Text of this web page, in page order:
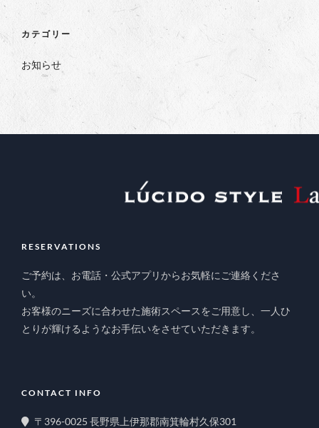
カテゴリー
お知らせ
RESERVATIONS
ご予約は、お電話・公式アプリからお気軽にご連絡くださ
い。
お客様のニーズに合わせた施術スペースをご用意し、一人ひ
とりが輝けるようなお手伝いをさせていただきます。
CONTACT INFO
〒396-0025 長野県上伊那郡南箕輪村久保301